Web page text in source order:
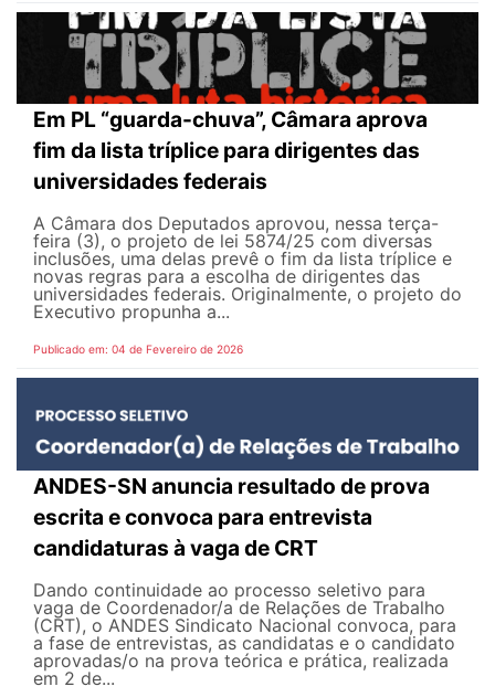
Em PL “guarda-chuva”, Câmara aprova
fim da lista tríplice para dirigentes das
universidades federais
A Câmara dos Deputados aprovou, nessa terça-
feira (3), o projeto de lei 5874/25 com diversas
inclusões, uma delas prevê o fim da lista tríplice e
novas regras para a escolha de dirigentes das
universidades federais. Originalmente, o projeto do
Executivo propunha a...
Publicado em: 04 de Fevereiro de 2026
ANDES-SN anuncia resultado de prova
escrita e convoca para entrevista
candidaturas à vaga de CRT
Dando continuidade ao processo seletivo para
vaga de Coordenador/a de Relações de Trabalho
(CRT), o ANDES Sindicato Nacional convoca, para
a fase de entrevistas, as candidatas e o candidato
aprovadas/o na prova teórica e prática, realizada
em 2 de...